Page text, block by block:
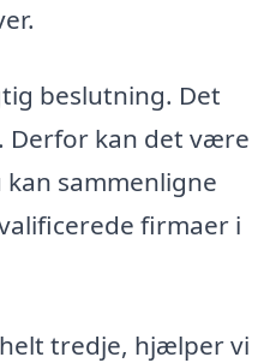
beslutning. Det
Derfor kan det være
sammenligne
firmaer i
tredje, hjælper vi